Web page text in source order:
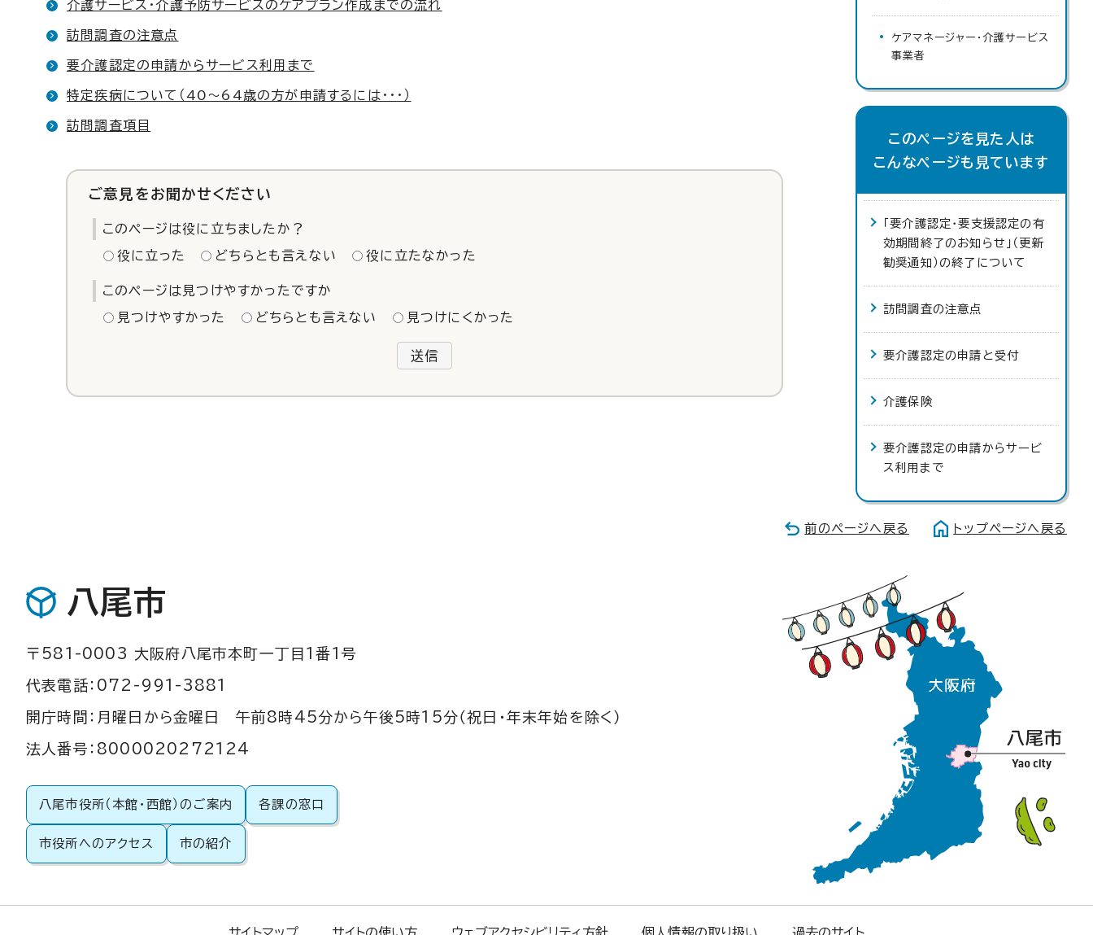
介護サービス・介護予防サービスのケアプラン作成までの流れ
訪問調査の注意点
要介護認定の申請からサービス利用まで
特定疾病について（40～64歳の方が申請するには・・・）
訪問調査項目
ご意見をお聞かせください
このページは役に立ちましたか？
役に立った どちらとも言えない 役に立たなかった
このページは見つけやすかったですか
見つけやすかった どちらとも言えない 見つけにくかった
送信
ケアマネージャー・介護サービス
事業者
このページを見た人は
こんなページも見ています
「要介護認定・要支援認定の有
効期間終了のお知らせ」（更新
勧奨通知）の終了について
訪問調査の注意点
要介護認定の申請と受付
介護保険
要介護認定の申請からサービ
ス利用まで
前のページへ戻る トップページへ戻る
八尾市
〒581-0003 大阪府八尾市本町一丁目1番1号
代表電話：072-991-3881
開庁時間：月曜日から金曜日 午前8時45分から午後5時15分（祝日・年末年始を除く）
法人番号：8000020272124
八尾市役所（本館・西館）のご案内 各課の窓口
市役所へのアクセス 市の紹介